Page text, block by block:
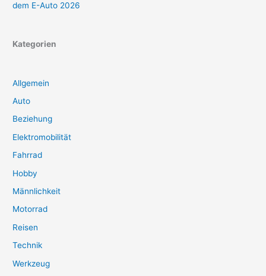
dem E-Auto 2026
Kategorien
Allgemein
Auto
Beziehung
Elektromobilität
Fahrrad
Hobby
Männlichkeit
Motorrad
Reisen
Technik
Werkzeug